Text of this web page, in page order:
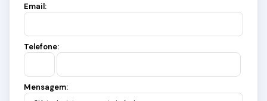
Email:
Telefone:
Mensagem: